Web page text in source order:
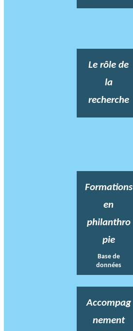
Le rôle de
la
recherche
Formations
en
philanthro
pie
Base de
données
Accompag
nement